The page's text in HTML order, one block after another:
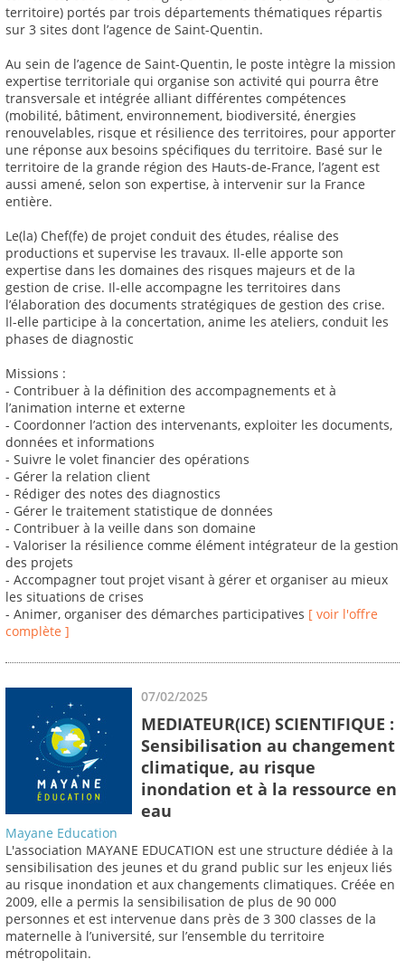
territoire) portés par trois départements thématiques répartis
sur 3 sites dont l’agence de Saint-Quentin.
Au sein de l’agence de Saint-Quentin, le poste intègre la mission
expertise territoriale qui organise son activité qui pourra être
transversale et intégrée alliant différentes compétences
(mobilité, bâtiment, environnement, biodiversité, énergies
renouvelables, risque et résilience des territoires, pour apporter
une réponse aux besoins spécifiques du territoire. Basé sur le
territoire de la grande région des Hauts-de-France, l’agent est
aussi amené, selon son expertise, à intervenir sur la France
entière.
Le(la) Chef(fe) de projet conduit des études, réalise des
productions et supervise les travaux. Il-elle apporte son
expertise dans les domaines des risques majeurs et de la
gestion de crise. Il-elle accompagne les territoires dans
l’élaboration des documents stratégiques de gestion des crise.
Il-elle participe à la concertation, anime les ateliers, conduit les
phases de diagnostic
Missions :
- Contribuer à la définition des accompagnements et à
l’animation interne et externe
- Coordonner l’action des intervenants, exploiter les documents,
données et informations
- Suivre le volet financier des opérations
- Gérer la relation client
- Rédiger des notes des diagnostics
- Gérer le traitement statistique de données
- Contribuer à la veille dans son domaine
- Valoriser la résilience comme élément intégrateur de la gestion
des projets
- Accompagner tout projet visant à gérer et organiser au mieux
les situations de crises
- Animer, organiser des démarches participatives [ voir l'offre
complète ]
07/02/2025
MEDIATEUR(ICE) SCIENTIFIQUE :
Sensibilisation au changement
climatique, au risque
inondation et à la ressource en
eau
Mayane Education
L'association MAYANE EDUCATION est une structure dédiée à la
sensibilisation des jeunes et du grand public sur les enjeux liés
au risque inondation et aux changements climatiques. Créée en
2009, elle a permis la sensibilisation de plus de 90 000
personnes et est intervenue dans près de 3 300 classes de la
maternelle à l’université, sur l’ensemble du territoire
métropolitain.